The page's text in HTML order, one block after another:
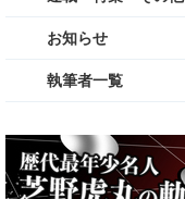
お知らせ
執筆者一覧